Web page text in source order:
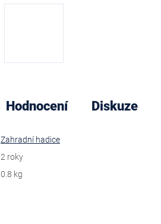
Hodnocení Diskuze
Zahradní hadice
2 roky
0.8 kg